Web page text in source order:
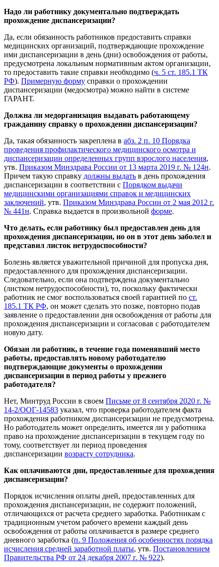
Надо ли работнику документально подтверждать
прохождение диспансеризации?
Да, если обязанность работников предоставить справки
медицинских организаций, подтверждающие прохождение
ими диспансеризации в день (дни) освобождения от работы,
предусмотрена локальным нормативным актом организации,
то предоставить такие справки необходимо (ч. 5 ст. 185.1 ТК
РФ). Примерную форму справки о прохождении
диспансеризации (медосмотра) можно найти в системе
ГАРАНТ.
Должна ли медорганизация выдавать работающему
гражданину справку о прохождении диспансеризации?
Да, такая обязанность закреплена в абз. 2 п. 10 Порядка
проведения профилактического медицинского осмотра и
диспансеризации определенных групп взрослого населения,
утв. Приказом Минздрава России от 13 марта 2019 г. № 124н.
Причем такую справку должны выдать в день прохождения
диспансеризации в соответствии с Порядком выдачи
медицинскими организациями справок и медицинских
заключений, утв. Приказом Минздрава России от 2 мая 2012 г.
№ 441н. Справка выдается в произвольной форме.
Что делать, если работнику был предоставлен день для
прохождения диспансеризации, но он в этот день заболел и
представил листок нетрудоспособности?
Болезнь является уважительной причиной для пропуска дня,
предоставленного для прохождения диспансеризации.
Следовательно, если она подтверждена документально
(листком нетрудоспособности), то, поскольку фактически
работник не смог воспользоваться своей гарантией по ст.
185.1 ТК РФ, он может сделать это позже, повторно подав
заявление о предоставлении дня освобождения от работы для
прохождения диспансеризации и согласовав с работодателем
новую дату.
Обязан ли работник, в течение года поменявший место
работы, предоставлять новому работодателю
подтверждающие документы о прохождении
диспансеризации в период работы у прежнего
работодателя?
Нет, Минтруд России в своем Письме от 8 сентября 2020 г. №
14-2/ООГ-14583 указал, что проверка работодателем факта
прохождения работником диспансеризации не предусмотрена.
Но работодатель может определить, имеется ли у работника
право на прохождение диспансеризации в текущем году по
тому, соответствует ли период проведения
диспансеризации возрасту сотрудника.
Как оплачиваются дни, предоставленные для прохождения
диспансеризации?
Порядок исчисления оплаты дней, предоставленных для
прохождения диспансеризации, не содержит положений,
отличающихся от расчета среднего заработка. Работникам с
традиционным учетом рабочего времени каждый день
освобождения от работы оплачивается в размере среднего
дневного заработка (п. 9 Положения об особенностях порядка
исчисления средней заработной платы, утв. Постановлением
Правительства РФ от 24 декабря 2007 г. № 922).